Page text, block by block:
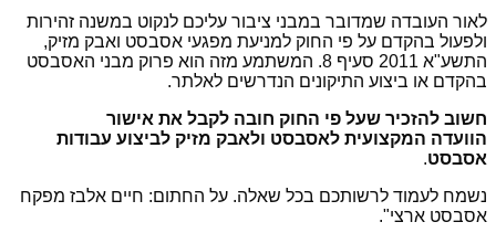
לאור העובדה שמדובר במבני ציבור עליכם לנקוט במשנה זהירות
ולפעול בהקדם על פי החוק למניעת מפגעי אסבסט ואבק מזיק,
התשע"א 2011 סעיף 8. המשתמע מזה הוא פרוק מבני האסבסט
בהקדם או ביצוע התיקונים הנדרשים לאלתר.
חשוב להזכיר שעל פי החוק חובה לקבל את אישור
הוועדה המקצועית לאסבסט ולאבק מזיק לביצוע עבודות
אסבסט.
נשמח לעמוד לרשותכם בכל שאלה. על החתום: חיים אלבז מפקח
אסבסט ארצי".